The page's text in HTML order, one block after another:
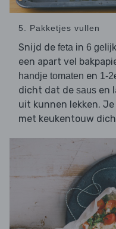
5. Pakketjes vullen
Snijd de feta in 6
een apart vel
handje tomaten en 1-
dicht dat de saus en
uit kunnen lekken.
met keukentouw